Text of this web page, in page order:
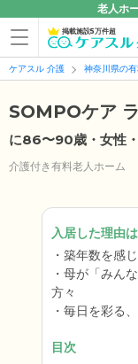
老人ホ
掲載施設5万件超
ケアスル 介護 神奈川県の
SOMPOケア
に86〜90歳・女性
介護付き有料老人ホーム
入居した理由
築年数を感
母が「みん
方々
毎日を彩る
目次